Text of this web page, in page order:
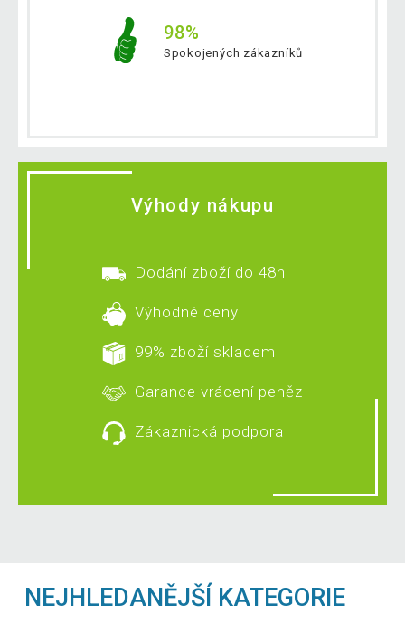
98%
Spokojených zákazníků
Výhody nákupu
Dodání zboží do 48h
Výhodné ceny
99% zboží skladem
Garance vrácení peněz
Zákaznická podpora
NEJHLEDANĚJŠÍ KATEGORIE